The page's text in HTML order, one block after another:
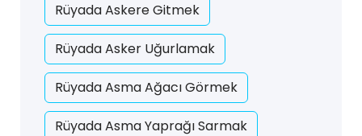
Rüyada Askere Gitmek
Rüyada Asker Uğurlamak
Rüyada Asma Ağacı Görmek
Rüyada Asma Yaprağı Sarmak